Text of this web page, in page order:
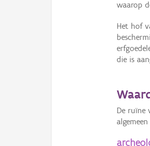
waarop
Het hof
die is
De ruïne